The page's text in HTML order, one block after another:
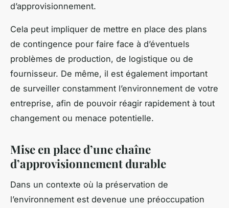
d’approvisionnement.
Cela peut impliquer de mettre en place des plans
de contingence pour faire face à d’éventuels
problèmes de production, de logistique ou de
fournisseur. De même, il est également important
de surveiller constamment l’environnement de votre
entreprise, afin de pouvoir réagir rapidement à tout
changement ou menace potentielle.
Mise en place d’une chaîne
d’approvisionnement durable
Dans un contexte où la préservation de
l’environnement est devenue une préoccupation